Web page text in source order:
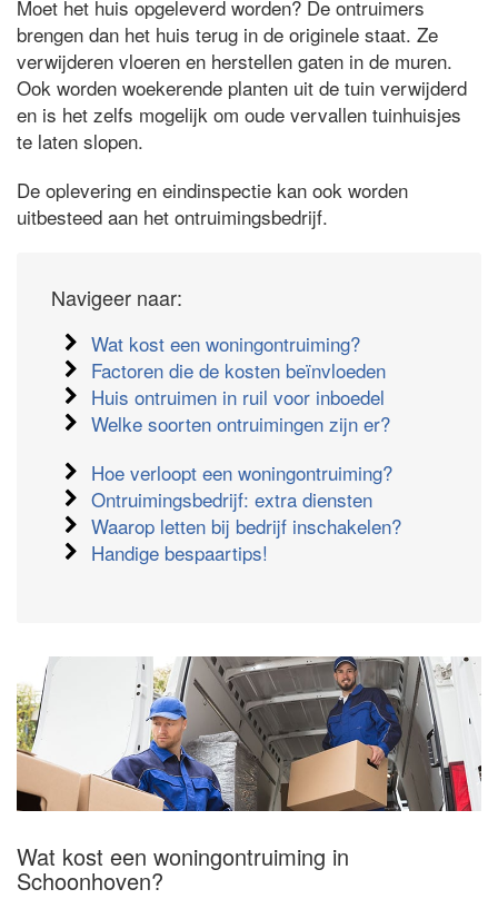
Moet het huis opgeleverd worden? De ontruimers
brengen dan het huis terug in de originele staat. Ze
verwijderen vloeren en herstellen gaten in de muren.
Ook worden woekerende planten uit de tuin verwijderd
en is het zelfs mogelijk om oude vervallen tuinhuisjes
te laten slopen.
De oplevering en eindinspectie kan ook worden
uitbesteed aan het ontruimingsbedrijf.
Navigeer naar:
Wat kost een woningontruiming?
Factoren die de kosten beïnvloeden
Huis ontruimen in ruil voor inboedel
Welke soorten ontruimingen zijn er?
Hoe verloopt een woningontruiming?
Ontruimingsbedrijf: extra diensten
Waarop letten bij bedrijf inschakelen?
Handige bespaartips!
Wat kost een woningontruiming in
Schoonhoven?